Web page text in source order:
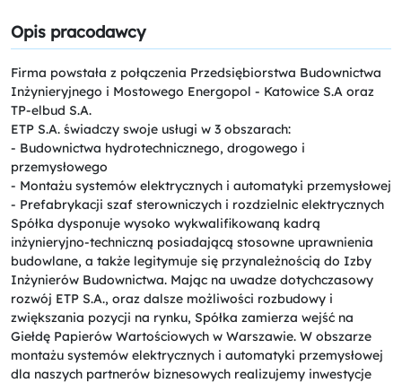
Opis pracodawcy
Firma powstała z połączenia Przedsiębiorstwa Budownictwa
Inżynieryjnego i Mostowego Energopol - Katowice S.A oraz
TP-elbud S.A.
ETP S.A. świadczy swoje usługi w 3 obszarach:
- Budownictwa hydrotechnicznego, drogowego i
przemysłowego
- Montażu systemów elektrycznych i automatyki przemysłowej
- Prefabrykacji szaf sterowniczych i rozdzielnic elektrycznych
Spółka dysponuje wysoko wykwalifikowaną kadrą
inżynieryjno-techniczną posiadającą stosowne uprawnienia
budowlane, a także legitymuje się przynależnością do Izby
Inżynierów Budownictwa. Mając na uwadze dotychczasowy
rozwój ETP S.A., oraz dalsze możliwości rozbudowy i
zwiększania pozycji na rynku, Spółka zamierza wejść na
Giełdę Papierów Wartościowych w Warszawie. W obszarze
montażu systemów elektrycznych i automatyki przemysłowej
dla naszych partnerów biznesowych realizujemy inwestycje